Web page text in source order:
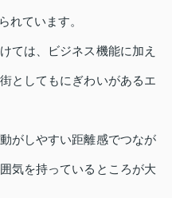
れています。
ては、ビジネス機能に加え
としてもにぎわいがあるエ
がしやすい距離感でつなが
気を持っているところが大